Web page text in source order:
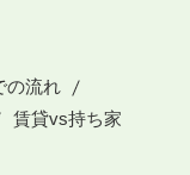
の流れ
賃貸vs持ち家